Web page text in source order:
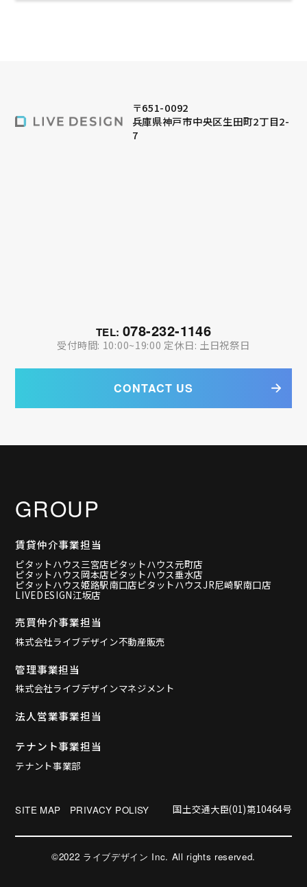
〒651-0092
兵庫県神戸市中央区生田町2丁目2-
7
TEL: 078-232-1146
受付時間: 10:00~19:00 定休日: 土日祝祭日
CONTACT US
GROUP
賃貸仲介事業担当
ピタットハウス三宮店ピタットハウス元町店
ピタットハウス岡本店ピタットハウス垂水店
ピタットハウス姫路駅南口店ピタットハウスJR尼崎駅南口店
LIVEDESIGN江坂店
売買仲介事業担当
株式会社ライブデザイン不動産販売
管理事業担当
株式会社ライブデザインマネジメント
法人営業事業担当
テナント事業担当
テナント事業部
SITE MAP PRIVACY POLISY 国土交通大臣(01)第10464号
©︎2022 ライブデザイン Inc. All rights reserved.